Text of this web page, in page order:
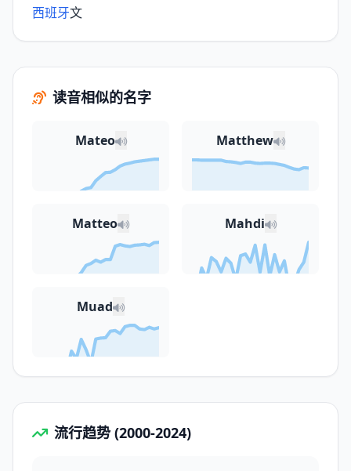
西班牙文
读音相似的名字
Mateo Matthew
Matteo Mahdi
Muad
流行趋势 (2000-2024)